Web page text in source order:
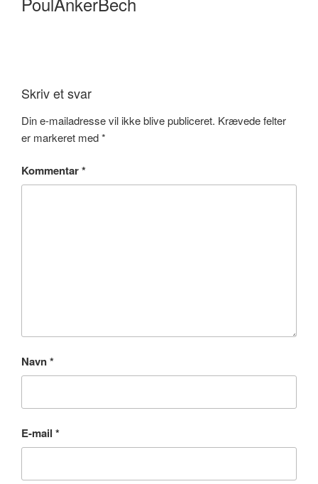
Skriv et svar
Din e-mailadresse vil ikke blive publiceret. Krævede felter
er markeret med*
Kommentar*
Navn*
E-mail *